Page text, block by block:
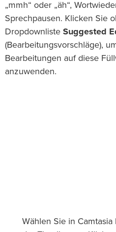
„mmh“ oder „äh“,
Sprechpausen. Klicken Sie
Dropdownliste Suggested
(Bearbeitungsvorschläge),
Bearbeitungen auf diese
anzuwenden.
Wählen Sie in